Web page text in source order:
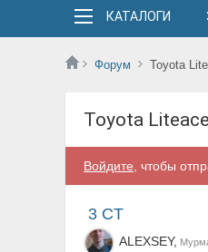
КАТАЛОГИ
Форум Toyota
Toyota Liteace
Войдите , чтобы
3 CT
ALEXSEY,